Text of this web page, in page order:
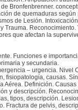
Bronfenbrenner.
de quemaduras
de Lesión.
Trauma.
que afectan la
Funciones e
y secundaria.
– urgencia.
fisiopatología, causas.
Aérea. Definición.
y descripción.
tipos, descripción.
Fractura de pelvis,